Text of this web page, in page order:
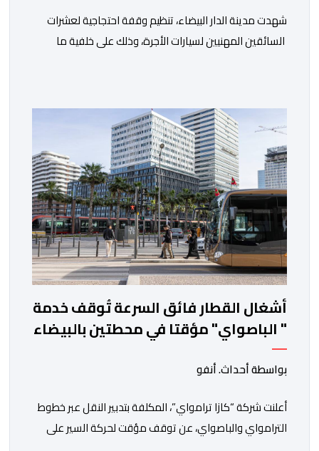
شهدت مدينة الدار البيضاء، تنظيم وقفة احتجاجية لعشرات
السائقين المهنيين لسيارات الأجرة، وذلك على خلفية ما
التعبير عن قلقهم حيال تداعيات تطبيقات النقل، وأسعار
المحروقات على استقراهم المهني في ظل غلاء المعيشة،
وتراكم الديون، والالتزامات الأسرية، وإكراهات العمل، ما […]
أشغال القطار فائق السرعة تُوقف خدمة
" الباصواي" مؤقتا في محطتين بالبيضاء
بواسطة أحداث. أنفو
أعلنت شركة “كازا ترامواي”، المكلفة بتدبير النقل عبر خطوط
الترامواي والباصواي، عن توقف مؤقت لحركة السير على